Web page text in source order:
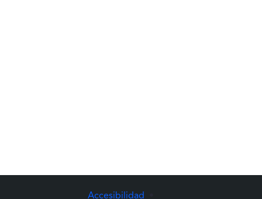
Accesibilidad